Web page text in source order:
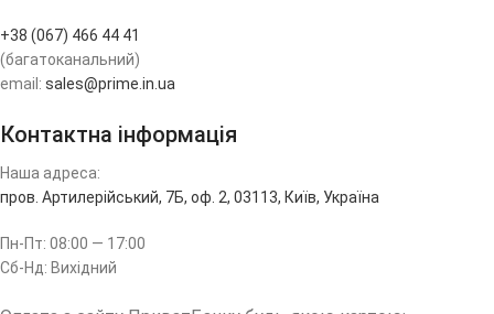
+38 (067) 466 44 41
(багатоканальний)
email: sales@prime.in.ua
Контактна інформація
Наша адреса:
пров. Артилерійський, 7Б, оф. 2, 03113, Київ, Україна
Пн-Пт: 08:00 — 17:00
Сб-Нд: Вихідний